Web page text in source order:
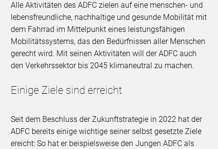
Alle Aktivitäten des ADFC zielen auf eine menschen- und
lebensfreundliche, nachhaltige und gesunde Mobilität mit
dem Fahrrad im Mittelpunkt eines leistungsfähigen
Mobilitätssystems, das den Bedürfnissen aller Menschen
gerecht wird. Mit seinen Aktivitäten will der ADFC auch
den Verkehrssektor bis 2045 klimaneutral zu machen.
Einige Ziele sind erreicht
Seit dem Beschluss der Zukunftstrategie in 2022 hat der
ADFC bereits einige wichtige seiner selbst gesetzte Ziele
ereicht: So hat er beispielsweise den Jungen ADFC als